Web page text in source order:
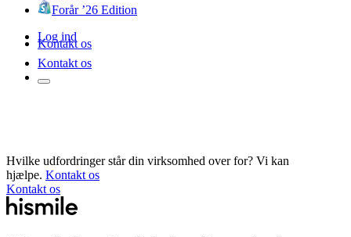
Forår ’26 Edition
Log ind
Kontakt os
Kontakt os
Hvilke udfordringer står din virksomhed over for? Vi kan
hjælpe. Kontakt os
Kontakt os